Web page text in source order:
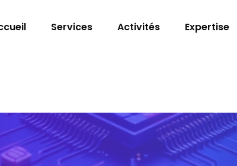
Services Activités Expertise